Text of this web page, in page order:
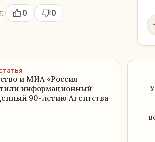
0 0
и МИА «Россия
информационный
90-летию Агентства